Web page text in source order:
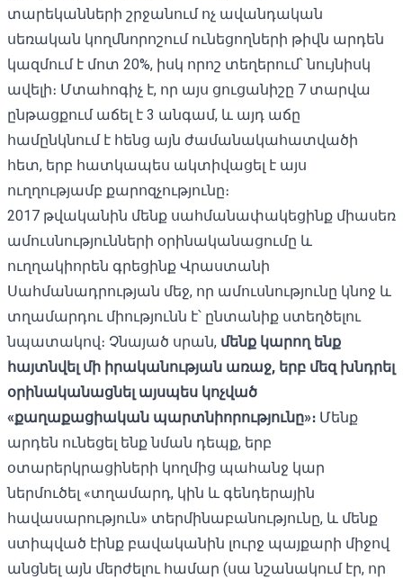
տարեկանների շրջանում ոչ ավանդական
սեռական կողմնորոշում ունեցողների թիվն արդեն
կազմում է մոտ 20%, իսկ որոշ տեղերում՝ նույնիսկ
ավելի։ Մտահոգիչ է, որ այս ցուցանիշը 7 տարվա
ընթացքում աճել է 3 անգամ, և այդ աճը
համընկնում է հենց այն ժամանակահատվածի
հետ, երբ հատկապես ակտիվացել է այս
ուղղությամբ քարոզչությունը։
2017 թվականին մենք սահմանափակեցինք միասեռ
ամուսնությունների օրինականացումը և
ուղղակիորեն գրեցինք Վրաստանի
Սահմանադրության մեջ, որ ամուսնությունը կնոջ և
տղամարդու միությունն է՝ ընտանիք ստեղծելու
նպատակով։ Չնայած սրան, մենք կարող ենք
հայտնվել մի իրականության առաջ, երբ մեզ խնդրել
օրինականացնել այսպես կոչված
«քաղաքացիական պարտնիորությունը»։ Մենք
արդեն ունեցել ենք նման դեպք, երբ
օտարերկրացիների կողմից պահանջ կար
ներմուծել «տղամարդ, կին և գենդերային
հավասարություն» տերմինաբանությունը, և մենք
ստիպված էինք բավականին լուրջ պայքարի միջով
անցնել այն մերժելու համար (սա նշանակում էր, որ